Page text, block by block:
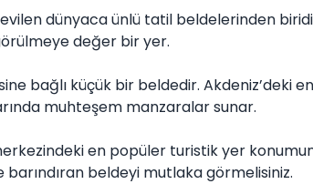
dünyaca ünlü tatil beldelerinden
değer bir yer.
bağlı küçük bir beldedir.
muhteşem manzaralar sunar.
en popüler turistik yer
barındıran beldeyi mutlaka görmelisiniz.